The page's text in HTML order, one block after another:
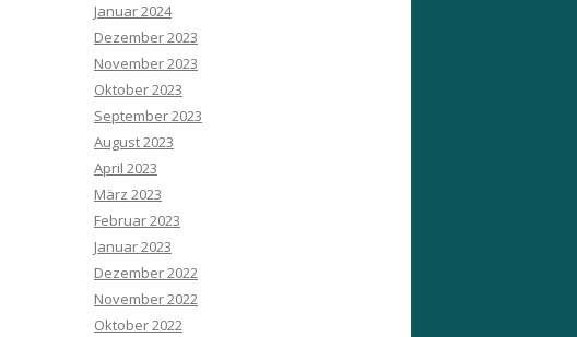
Januar 2024
Dezember 2023
November 2023
Oktober 2023
September 2023
August 2023
April 2023
März 2023
Februar 2023
Januar 2023
Dezember 2022
November 2022
Oktober 2022